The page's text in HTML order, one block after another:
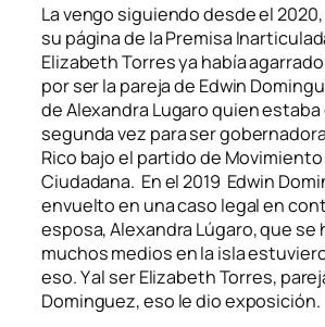
La vengo siguiendo desde el
su página de la Premisa
Elizabeth Torres ya había
por ser la pareja de Edwin
de Alexandra Lugaro quien
segunda vez para ser
Rico bajo el partido de
Ciudadana. En el 2019 Edwin
envuelto en una caso legal en
esposa, Alexandra Lúgaro, que se
muchos medios en la isla
eso. Y al ser Elizabeth Torres,
Dominguez, eso le dio exposición.